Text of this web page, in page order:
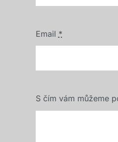
Email *
S čím vám můžeme